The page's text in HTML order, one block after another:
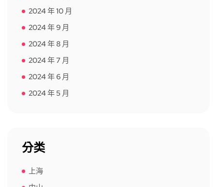
2024 年 10 月
2024 年 9 月
2024 年 8 月
2024 年 7 月
2024 年 6 月
2024 年 5 月
分类
上海